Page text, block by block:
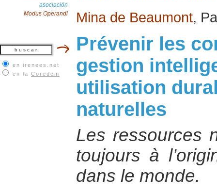
asociación
Modus Operandi
en irenees.net
en la Coredem
Mina de Beaumont,
Prévenir les
gestion
utilisation
naturelles
Les ressources
toujours à
dans le monde.